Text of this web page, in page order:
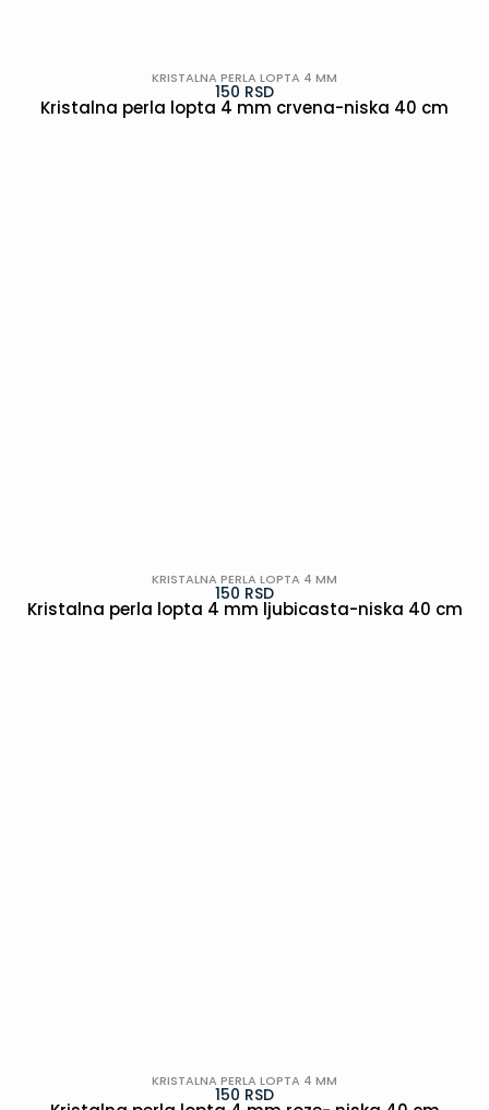
KRISTALNA PERLA LOPTA 4 MM
150 RSD
Kristalna perla lopta 4 mm crvena-niska 40 cm
KRISTALNA PERLA LOPTA 4 MM
150 RSD
Kristalna perla lopta 4 mm ljubicasta-niska 40 cm
KRISTALNA PERLA LOPTA 4 MM
150 RSD